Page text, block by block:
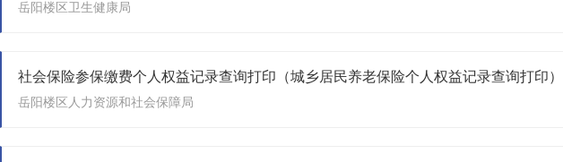
岳阳楼区卫生健康局
社会保险参保缴费个人权益记录查询打印（城乡居民养老保险个人权益记录查询打印）
岳阳楼区人力资源和社会保障局